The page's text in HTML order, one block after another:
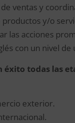
ventas y
productos y/o
las acciones
con un nivel
éxito todas las
exterior.